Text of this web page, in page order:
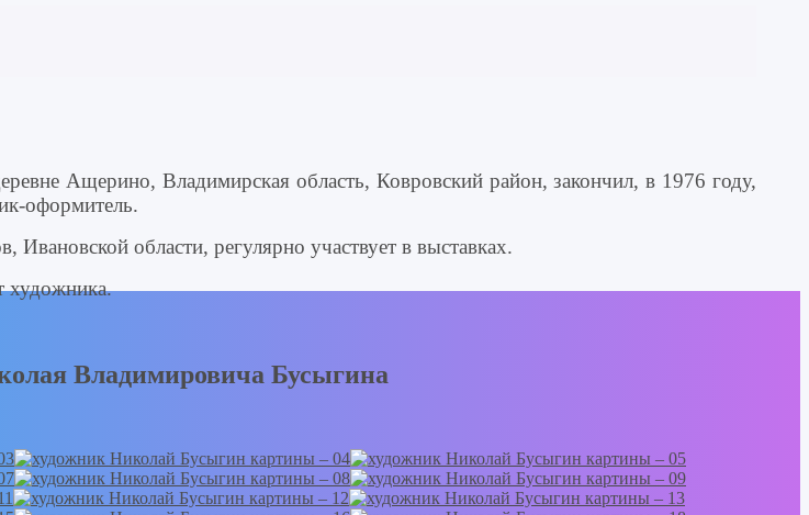
Ащерино, Владимирская область, Ковровский район, закончил, в 1976 году,
оформитель.
области, регулярно участвует в выставках.
художника.
Владимировича Бусыгина